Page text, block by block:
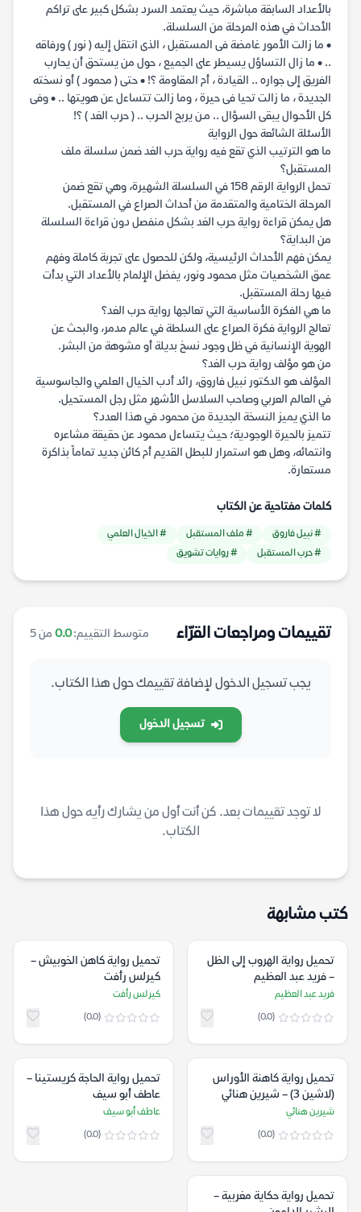
بالأعداد السابقة مباشرة، حيث يعتمد السرد بشكل كبير على تراكم
الأحداث في هذه المرحلة من السلسلة.
• ما زالت الأمور غامضة فى المستقبل ، الذى انتقل إليه ( نور ) ورفاقه
.. • ما زال التساؤل يسيطر على الجميع ، حول من يستحق أن يحارب
الفريق إلى جواره .. القيادة ، أم المقاومة ؟! • حتى ( محمود ) أو نسخته
الجديدة ، ما زالت تحيا فى حيرة ، وما زالت تتساءل عن هويتها .. • وفى
كل الأحـوال يبقى السـؤال .. مـن يربح الحـرب .. ( حرب الغد ) ؟!
الأسئلة الشائعة حول الرواية
ما هو الترتيب الذي تقع فيه رواية حرب الغد ضمن سلسلة ملف
المستقبل؟
تحمل الرواية الرقم 158 في السلسلة الشهيرة، وهي تقع ضمن
المرحلة الختامية والمتقدمة من أحداث الصراع في المستقبل.
هل يمكن قراءة رواية حرب الغد بشكل منفصل دون قراءة السلسلة
من البداية؟
يمكن فهم الأحداث الرئيسية، ولكن للحصول على تجربة كاملة وفهم
عمق الشخصيات مثل محمود ونور، يفضل الإلمام بالأعداد التي بدأت
فيها رحلة المستقبل.
ما هي الفكرة الأساسية التي تعالجها رواية حرب الغد؟
تعالج الرواية فكرة الصراع على السلطة في عالم مدمر، والبحث عن
الهوية الإنسانية في ظل وجود نسخ بديلة أو مشوهة من البشر.
من هو مؤلف رواية حرب الغد؟
المؤلف هو الدكتور نبيل فاروق، رائد أدب الخيال العلمي والجاسوسية
في العالم العربي وصاحب السلاسل الأشهر مثل رجل المستحيل.
ما الذي يميز النسخة الجديدة من محمود في هذا العدد؟
تتميز بالحيرة الوجودية؛ حيث يتساءل محمود عن حقيقة مشاعره
وانتمائه، وهل هو استمرار للبطل القديم أم كائن جديد تماماً بذاكرة
مستعارة.
كلمات مفتاحية عن الكتاب
# نبيل فاروق # ملف المستقبل
# الخيال العلمي
# حرب المستقبل
# روايات تشويق
تقييمات ومراجعات القرّاء متوسط التقييم:0.0 من 5
يجب تسجيل الدخول لإضافة تقييمك حول هذا الكتاب.
تسجيل الدخول
لا توجد تقييمات بعد. كن أنت أول من يشارك رأيه حول هذا
الكتاب.
كتب مشابهة
تحميل رواية الهروب إلى الظل
– فريد عبد العظيم
فريد عبد العظيم
(0.0)
تحميل رواية كاهن الخوبيش –
كيرلس رأفت
كيرلس رأفت
(0.0)
تحميل رواية كاهنة الأوراس
(لاشين 3) – شيرين هنائي
شيرين هنائي
(0.0)
تحميل رواية الحاجة كريستينا –
عاطف أبو سيف
عاطف أبو سيف
(0.0)
تحميل رواية حكاية مغربية –